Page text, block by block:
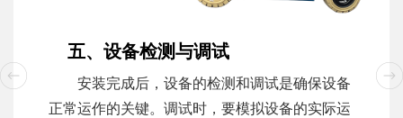
五、设备检测与调试
安装完成后，设备的检测和调试是确保设备
正常运作的关键。调试时，要模拟设备的实际运